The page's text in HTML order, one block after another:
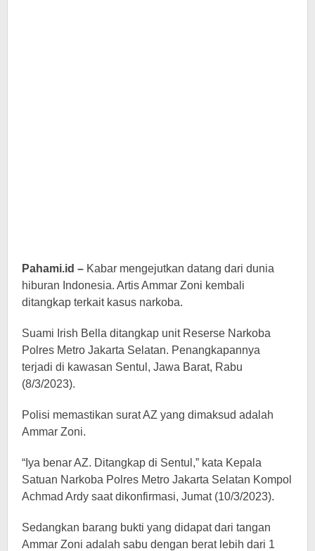
Pahami.id – Kabar mengejutkan datang dari dunia
hiburan Indonesia. Artis Ammar Zoni kembali
ditangkap terkait kasus narkoba.
Suami Irish Bella ditangkap unit Reserse Narkoba
Polres Metro Jakarta Selatan. Penangkapannya
terjadi di kawasan Sentul, Jawa Barat, Rabu
(8/3/2023).
Polisi memastikan surat AZ yang dimaksud adalah
Ammar Zoni.
“Iya benar AZ. Ditangkap di Sentul,” kata Kepala
Satuan Narkoba Polres Metro Jakarta Selatan Kompol
Achmad Ardy saat dikonfirmasi, Jumat (10/3/2023).
Sedangkan barang bukti yang didapat dari tangan
Ammar Zoni adalah sabu dengan berat lebih dari 1